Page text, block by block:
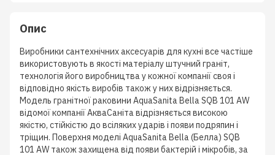
Опис
Виробники сантехнічних аксесуарів для кухні все частіше
використовують в якості матеріалу штучний граніт,
технологія його виробництва у кожної компанії своя і
відповідно якість виробів також у них відрізняється.
Модель гранітної раковини AquaSanita Bella SQB 101 AW
відомої компанії АкваСаніта відрізняється високою
якістю, стійкістю до всіляких ударів і появи подряпин і
тріщин. Поверхня моделі AquaSanita Bella (Белла) SQB
101 AW також захищена від появи бактерій і мікробів, за